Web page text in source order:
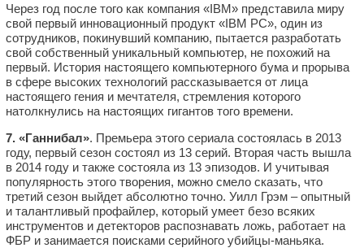
Через год после того как компания «IBM» представила миру
свой первый инновационный продукт «IBM PC», один из
сотрудников, покинувший компанию, пытается разработать
свой собственный уникальный компьютер, не похожий на
первый. История настоящего компьютерного бума и прорыва
в сфере высоких технологий рассказывается от лица
настоящего гения и мечтателя, стремления которого
натолкнулись на настоящих гигантов того времени.
7. «Ганнибал». Премьера этого сериала состоялась в 2013
году, первый сезон состоял из 13 серий. Вторая часть вышла
в 2014 году и также состояла из 13 эпизодов. И учитывая
популярность этого творения, можно смело сказать, что
третий сезон выйдет абсолютно точно. Уилл Грэм – опытный
и талантливый профайлер, который умеет безо всяких
инструментов и детекторов распознавать ложь, работает на
ФБР и занимается поисками серийного убийцы-маньяка.